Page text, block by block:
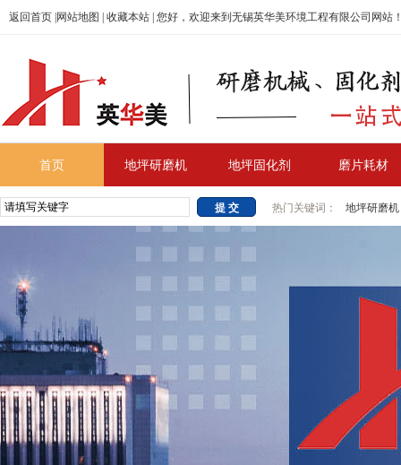
返回首页 网站地图 收藏本站 | 您好，欢迎来到无锡英华美环境工程有限公司网站
首页 地坪研磨机 地坪固化剂 磨片耗材
热门关键词： 地坪研磨机